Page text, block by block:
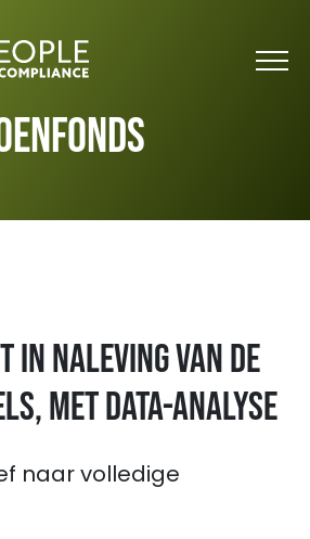
in naleving van de
met data-analyse
naar volledige